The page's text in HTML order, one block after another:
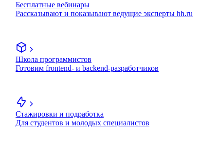
Бесплатные вебинары
Рассказывают и показывают ведущие эксперты hh.ru
Школа программистов
Готовим frontend- и backend-разработчиков
Стажировки и подработка
Для студентов и молодых специалистов